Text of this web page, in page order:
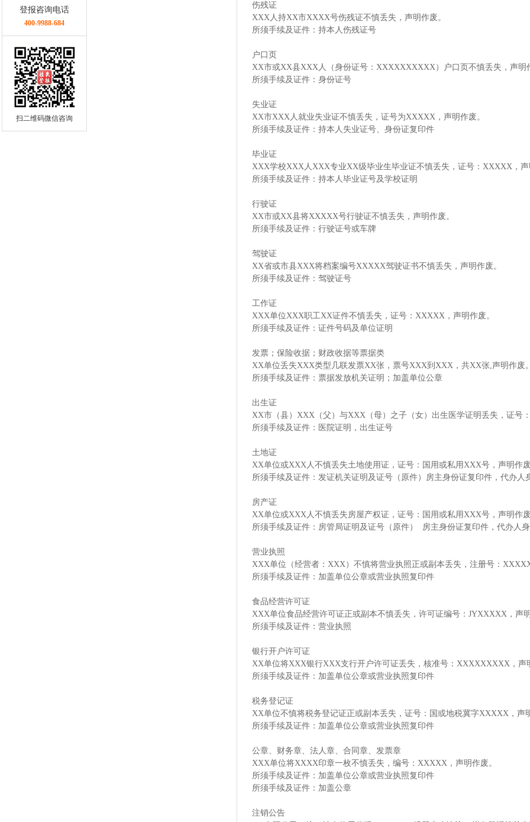
伤残证
XXX人持XX市XXXX号伤残证不慎丢失，声明作废。
所须手续及证件：持本人伤残证号
户口页
XX市或XX县XXX人（身份证号：XXXXXXXXXX）户口页不慎丢失，声明
所须手续及证件：身份证号
失业证
XX市XXX人就业失业证不慎丢失，证号为XXXXX，声明作废。
所须手续及证件：持本人失业证号、身份证复印件
毕业证
XXX学校XXX人XXX专业XX级毕业生毕业证不慎丢失，证号：XXXXX，声
所须手续及证件：持本人毕业证号及学校证明
行驶证
XX市或XX县将XXXXX号行驶证不慎丢失，声明作废。
所须手续及证件：行驶证号或车牌
驾驶证
XX省或市县XXX将档案编号XXXXX驾驶证书不慎丢失，声明作废。
所须手续及证件：驾驶证号
工作证
XXX单位XXX职工XX证件不慎丢失，证号：XXXXX，声明作废。
所须手续及证件：证件号码及单位证明
发票；保险收据；财政收据等票据类
XX单位丢失XXX类型几联发票XX张，票号XXX到XXX，共XX张,声明作废。
所须手续及证件：票据发放机关证明；加盖单位公章
出生证
XX市（县）XXX（父）与XXX（母）之子（女）出生医学证明丢失，证号
所须手续及证件：医院证明，出生证号
土地证
XX单位或XXX人不慎丢失土地使用证，证号：国用或私用XXX号，声明作废
所须手续及证件：发证机关证明及证号（原件）房主身份证复印件，代办人
房产证
XX单位或XXX人不慎丢失房屋产权证，证号：国用或私用XXX号，声明作废
所须手续及证件：房管局证明及证号（原件） 房主身份证复印件，代办人
营业执照
XXX单位（经营者：XXX）不慎将营业执照正或副本丢失，注册号：
所须手续及证件：加盖单位公章或营业执照复印件
食品经营许可证
XXX单位食品经营许可证正或副本不慎丢失，许可证编号：JYXXXXX，声明
所须手续及证件：营业执照
银行开户许可证
XX单位将XXX银行XXX支行开户许可证丢失，核准号：XXXXXXXXX，声
所须手续及证件：加盖单位公章或营业执照复印件
税务登记证
XX单位不慎将税务登记证正或副本丢失，证号：国或地税冀字XXXXX，声
所须手续及证件：加盖单位公章或营业执照复印件
公章、财务章、法人章、合同章、发票章
XXX单位将XXXX印章一枚不慎丢失，编号：XXXXX，声明作废。
所须手续及证件：加盖单位公章或营业执照复印件
所须手续及证件：加盖公章
注销公告
登报咨询电话
400-9988-684
扫二维码微信咨询